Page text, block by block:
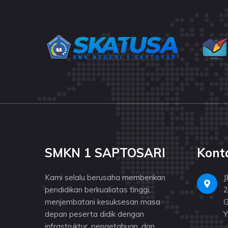
SMKN 1 SAPTOSARI
Kami selalu berusaha memberikan
pendidikan berkualiatas tinggi,
menjembatani kesuksesan masa
depan peserta didik dengan